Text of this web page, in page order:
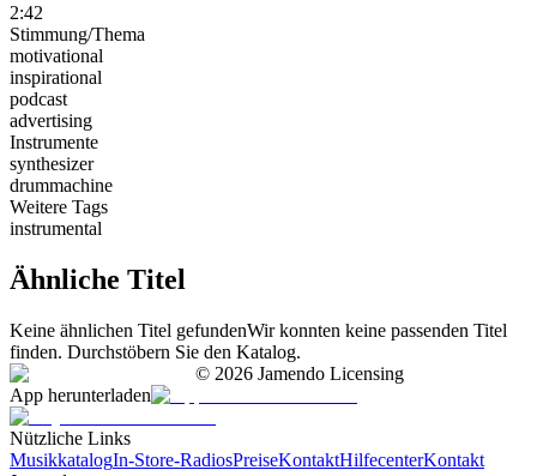
2:42
Stimmung/Thema
motivational
inspirational
podcast
advertising
Instrumente
synthesizer
drummachine
Weitere Tags
instrumental
Ähnliche Titel
Keine ähnlichen Titel gefundenWir konnten keine passenden Titel
finden. Durchstöbern Sie den Katalog.
© 2026 Jamendo Licensing
App herunterladen
Nützliche Links
MusikkatalogIn-Store-RadiosPreiseKontaktHilfecenterKontakt